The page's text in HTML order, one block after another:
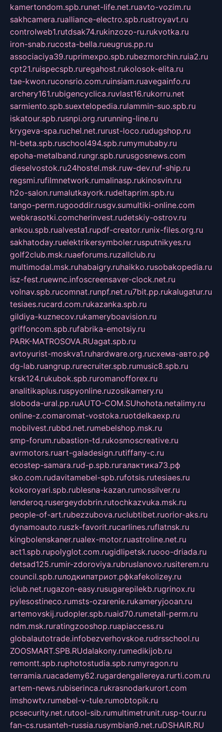
kamertondom.spb.runet-life.net.ruavto-vozim.ru
sakhcamera.rualliance-electro.spb.rustroyavt.ru
controlweb1.rutdsak74.rukinzozo-ru.rukvotka.ru
iron-snab.rucosta-bella.rueugrus.pp.ru
associaciya39.ruprimexpo.spb.rubezmorchin.ruia2.ru
cpt21.ruispecspb.ruregahost.rukolosok-elita.ru
tae-kwon.ruconsrio.com.ruinsiam.ruavegainfo.ru
archery161.rubigencyclica.ruvlast16.rukorru.net
sarmiento.spb.suextelopedia.rulammin-suo.spb.ru
iskatour.spb.rusnpi.org.rurunning-line.ru
krygeva-spa.ruchel.net.rurust-loco.rudugshop.ru
hl-beta.spb.ruschool494.spb.rumymubaby.ru
epoha-metalband.rungr.spb.rurusgosnews.com
dieselvostok.ru24hostel.msk.ruw-dev.ruf-ship.ru
regsmi.rufilmnetwork.rumalinasp.rukinosvin.ru
h2o-salon.rumalutkayork.rudeltaprim.spb.ru
tango-perm.rugooddir.rusgv.sumultiki-online.com
webkrasotki.comcherinvest.rudetskiy-ostrov.ru
ankou.spb.rualvesta1.rupdf-creator.runix-files.org.ru
sakhatoday.ruelektrikersymboler.rusputnikyes.ru
golf2club.msk.ruaeforums.ruzallclub.ru
multimodal.msk.ruhabaigry.ruhaikko.rusobakopedia.ru
isz-fest.ruewnc.infoscreensaver-clock.net.ru
volnav.spb.rucomnat.runpf.net.ru7bit.pp.rukalugatur.ru
tesiaes.rucard.com.rukazanka.spb.ru
gildiya-kuznecov.rukameryboavision.ru
griffoncom.spb.rufabrika-emotsiy.ru
PARK-MATROSOVA.RUagat.spb.ru
avtoyurist-moskva1.ruhardware.org.ruсхема-авто.рф
dg-lab.ruangrup.rurecruiter.spb.rumusic8.spb.ru
krsk124.rukubok.spb.ruromanofforex.ru
analitikaplus.ruspyonline.ruzosikamery.ru
sloboda-ural.pp.ruAUTO-COM.SUhohota.netalimy.ru
online-z.comaromat-vostoka.ruotdelkaexp.ru
mobilvest.rubbd.net.rumebelshop.msk.ru
smp-forum.rubastion-td.rukosmoscreative.ru
avrmotors.ruart-galadesign.rutiffany-c.ru
ecostep-samara.rud-p.spb.ruгалактика73.рф
sko.com.rudavitamebel-spb.rufotsis.rutesiaes.ru
kokoroyari.spb.rublesna-kazan.rumossilver.ru
lenderoq.rusergeydobrin.rutochkazvuka.msk.ru
people-of-art.rubezzubova.ruclubtibet.ruorior-aks.ru
dynamoauto.ruszk-favorit.rucarlines.ruflatnsk.ru
kingbolenskaner.rualex-motor.ruastroline.net.ru
act1.spb.rupolyglot.com.rugidlipetsk.ruooo-driada.ru
detsad125.rumir-zdoroviya.rubruslanovo.rusiterem.ru
council.spb.ruлодкипатриот.рфkafekolizey.ru
iclub.net.rugazon-easy.rusugarepilekb.rugrinox.ru
pylesostineco.rumsts-ozarenie.rukameryjooan.ru
artemovskij.rudopler.spb.ruaid70.rumetall-perm.ru
ndm.msk.ruratingzooshop.ruapiaccess.ru
globalautotrade.infobezverhovskoe.rudrsschool.ru
ZOOSMART.SPB.RUdalakony.rumedikijob.ru
remontt.spb.ruphotostudia.spb.rumyragon.ru
terramia.ruacademy62.rugardengallereya.rurti.com.ru
artem-news.rubiserinca.rukrasnodarkurort.com
imshowtv.rumebel-v-tule.rumobtopik.ru
pcsecurity.net.rutool-sib.rumultimetrunit.rusp-tour.ru
fan-cs.rusanteh-russia.rusymbian9.net.ruDSHAIR.RU